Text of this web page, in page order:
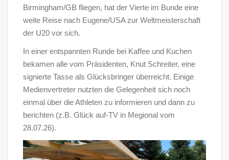
Birmingham/GB fliegen, hat der Vierte im Bunde eine
weite Reise nach Eugene/USA zur Weltmeisterschaft
der U20 vor sich.
In einer entspannten Runde bei Kaffee und Kuchen
bekamen alle vom Präsidenten, Knut Schreiter, eine
signierte Tasse als Glücksbringer überreicht. Einige
Medienvertreter nutzten die Gelegenheit sich noch
einmal über die Athleten zu informieren und dann zu
berichten (z.B. Glück auf-TV in Megional vom
28.07.26).